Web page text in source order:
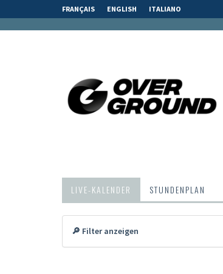
FRANÇAIS ENGLISH ITALIANO
LIVE-KALENDER STUNDENPLAN
🔎 Filter anzeigen